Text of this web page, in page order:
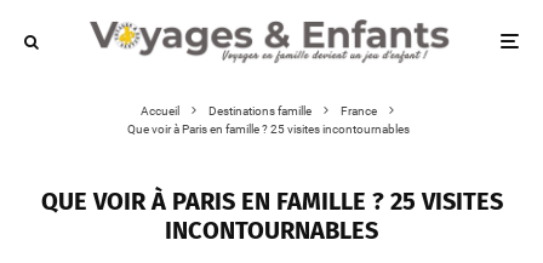
Accueil Destinations famille
France
Que voir à Paris en famille ? 25 visites incontournables
QUE VOIR À PARIS EN FAMILLE ? 25 VISITES
INCONTOURNABLES